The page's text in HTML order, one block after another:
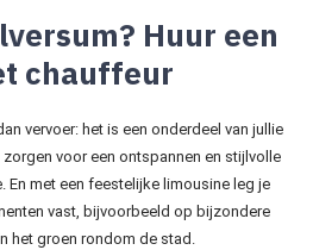
Huur een
chauffeur
vervoer: het is een onderdeel van jullie
voor een ontspannen en stijlvolle
En met een feestelijke limousine leg je
vast, bijvoorbeeld op bijzondere
het groen rondom de stad.